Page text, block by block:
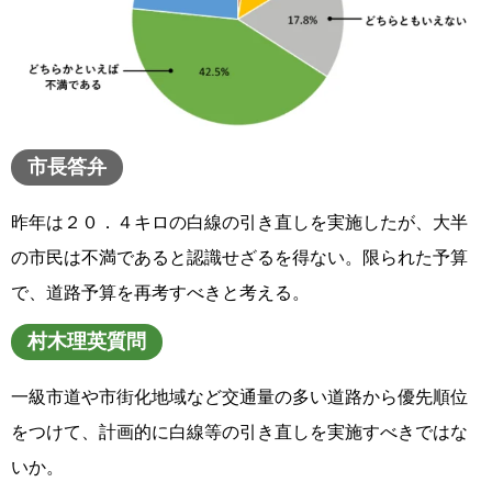
市長答弁
昨年は２０．４キロの白線の引き直しを実施したが、大半
の市民は不満であると認識せざるを得ない。限られた予算
で、道路予算を再考すべきと考える。
村木理英質問
一級市道や市街化地域など交通量の多い道路から優先順位
をつけて、計画的に白線等の引き直しを実施すべきではな
いか。